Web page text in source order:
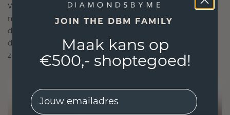
We gebruiken alleen de beste, milieuvriendelijke
materialen en lab-grown diamanten. Onze
deskundige goudsmeden combineren
duurzaamheid met ongeëvenaard vakmanschap,
zodat je sieraden zowel ethisch als prachtig zijn.
JOIN THE DBM FAMILY
Maak kans op
€500,- shoptegoed!
EMail